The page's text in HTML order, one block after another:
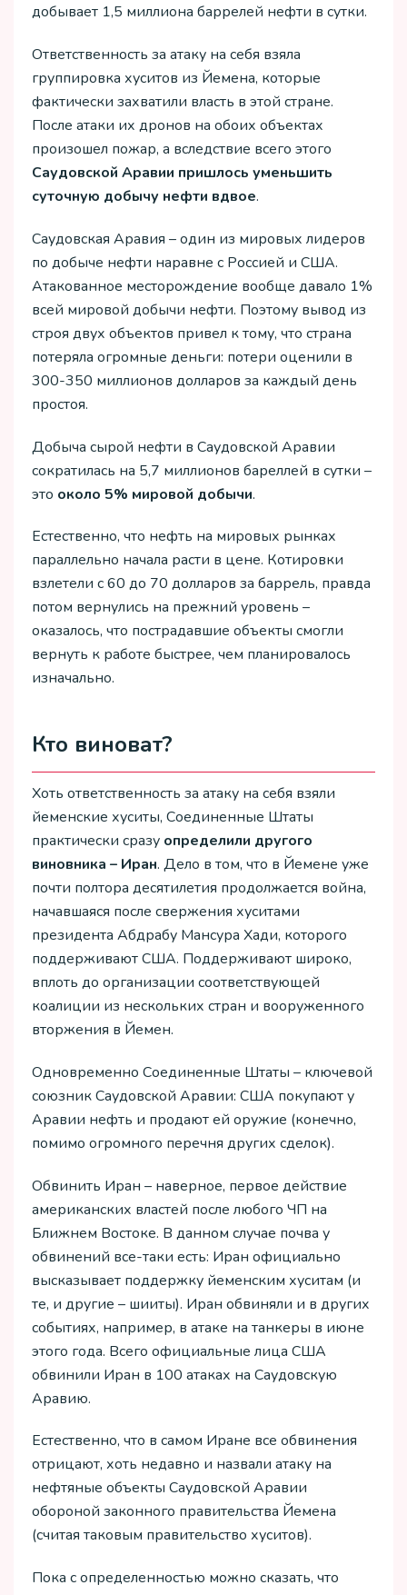
добывает 1,5 миллиона баррелей нефти в сутки.
Ответственность за атаку на себя взяла
группировка хуситов из Йемена, которые
фактически захватили власть в этой стране.
После атаки их дронов на обоих объектах
произошел пожар, а вследствие всего этого
Саудовской Аравии пришлось уменьшить
суточную добычу нефти вдвое.
Саудовская Аравия – один из мировых лидеров
по добыче нефти наравне с Россией и США.
Атакованное месторождение вообще давало 1%
всей мировой добычи нефти. Поэтому вывод из
строя двух объектов привел к тому, что страна
потеряла огромные деньги: потери оценили в
300-350 миллионов долларов за каждый день
простоя.
Добыча сырой нефти в Саудовской Аравии
сократилась на 5,7 миллионов бареллей в сутки –
это около 5% мировой добычи.
Естественно, что нефть на мировых рынках
параллельно начала расти в цене. Котировки
взлетели с 60 до 70 долларов за баррель, правда
потом вернулись на прежний уровень –
оказалось, что пострадавшие объекты смогли
вернуть к работе быстрее, чем планировалось
изначально.
Кто виноват?
Хоть ответственность за атаку на себя взяли
йеменские хуситы, Соединенные Штаты
практически сразу определили другого
виновника – Иран. Дело в том, что в Йемене уже
почти полтора десятилетия продолжается война,
начавшаяся после свержения хуситами
президента Абдрабу Мансура Хади, которого
поддерживают США. Поддерживают широко,
вплоть до организации соответствующей
коалиции из нескольких стран и вооруженного
вторжения в Йемен.
Одновременно Соединенные Штаты – ключевой
союзник Саудовской Аравии: США покупают у
Аравии нефть и продают ей оружие (конечно,
помимо огромного перечня других сделок).
Обвинить Иран – наверное, первое действие
американских властей после любого ЧП на
Ближнем Востоке. В данном случае почва у
обвинений все-таки есть: Иран официально
высказывает поддержку йеменским хуситам (и
те, и другие – шииты). Иран обвиняли и в других
событиях, например, в атаке на танкеры в июне
этого года. Всего официальные лица США
обвинили Иран в 100 атаках на Саудовскую
Аравию.
Естественно, что в самом Иране все обвинения
отрицают, хоть недавно и назвали атаку на
нефтяные объекты Саудовской Аравии
обороной законного правительства Йемена
(считая таковым правительство хуситов).
Пока с определенностью можно сказать, что